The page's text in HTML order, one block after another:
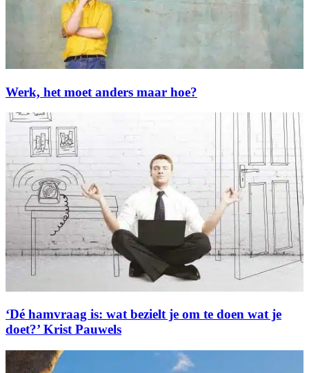
Werk, het moet anders maar hoe?
‘Dé hamvraag is: wat bezielt je om te doen wat je
doet?’ Krist Pauwels